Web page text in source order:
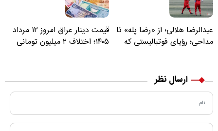
عبدالرضا هلالی؛ از «رضا پله» تا
مداحی؛ رؤیای فوتبالیستی که
قیمت دینار عراق امروز ۱۲ مرداد
۱۴۰۵؛ اختلاف ۲ میلیون تومانی
ارسال نظر